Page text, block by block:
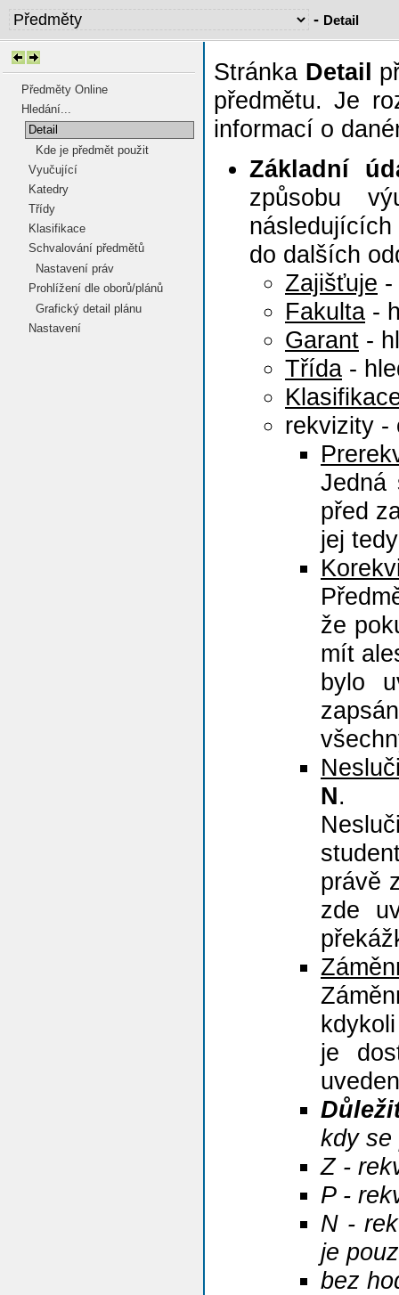
- Detail
Předměty Online
Hledání...
Detail
Kde je předmět použit
Vyučující
Katedry
Třídy
Klasifikace
Schvalování předmětů
Nastavení práv
Prohlížení dle oborů/plánů
Grafický detail plánu
Nastavení
Stránka Detail
předmětu. Je
informací o
Základní
způsobu
do dalších
Zajišťuje -
Fakulta -
Garant -
Třída -
rekvizity -
Jedná
před
jej
že
mít
bylo
N.
právě
zde
je
kdy se
Z -
P -
N -
je
bez